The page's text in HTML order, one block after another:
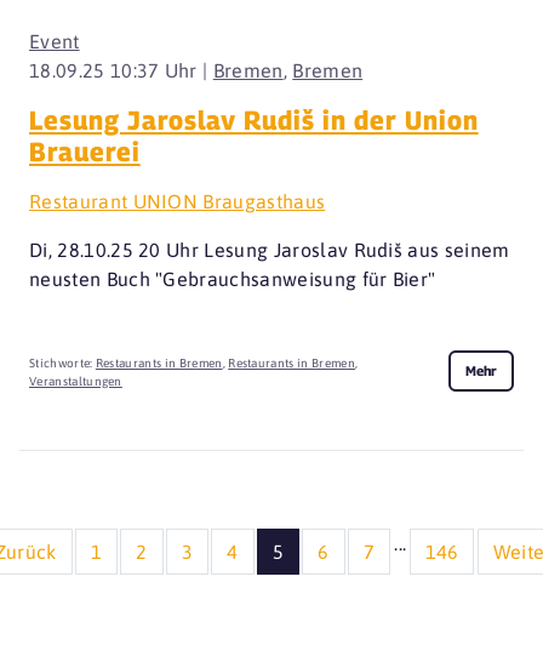
18.09.25 10:37 Uhr | Bremen, Bremen
Event
Lesung Jaroslav Rudiš in der Union
Brauerei
Restaurant UNION Braugasthaus
Di, 28.10.25 20 Uhr Lesung Jaroslav Rudiš aus seinem
neusten Buch "Gebrauchsanweisung für Bier"
Stichworte: Restaurants in Bremen Restaurants in Bremen
Veranstaltungen
Mehr
1 2 3 4 5 6 7 ... 146